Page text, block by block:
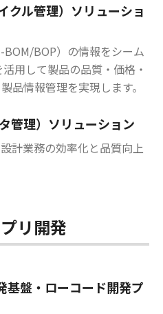
クル管理）ソリューショ
BOP）の情報をシーム
用して製品の品質・価格・
品情報管理を実現します。
管理）ソリューション
計業務の効率化と品質向上
リ開発
基盤・ローコード開発プ